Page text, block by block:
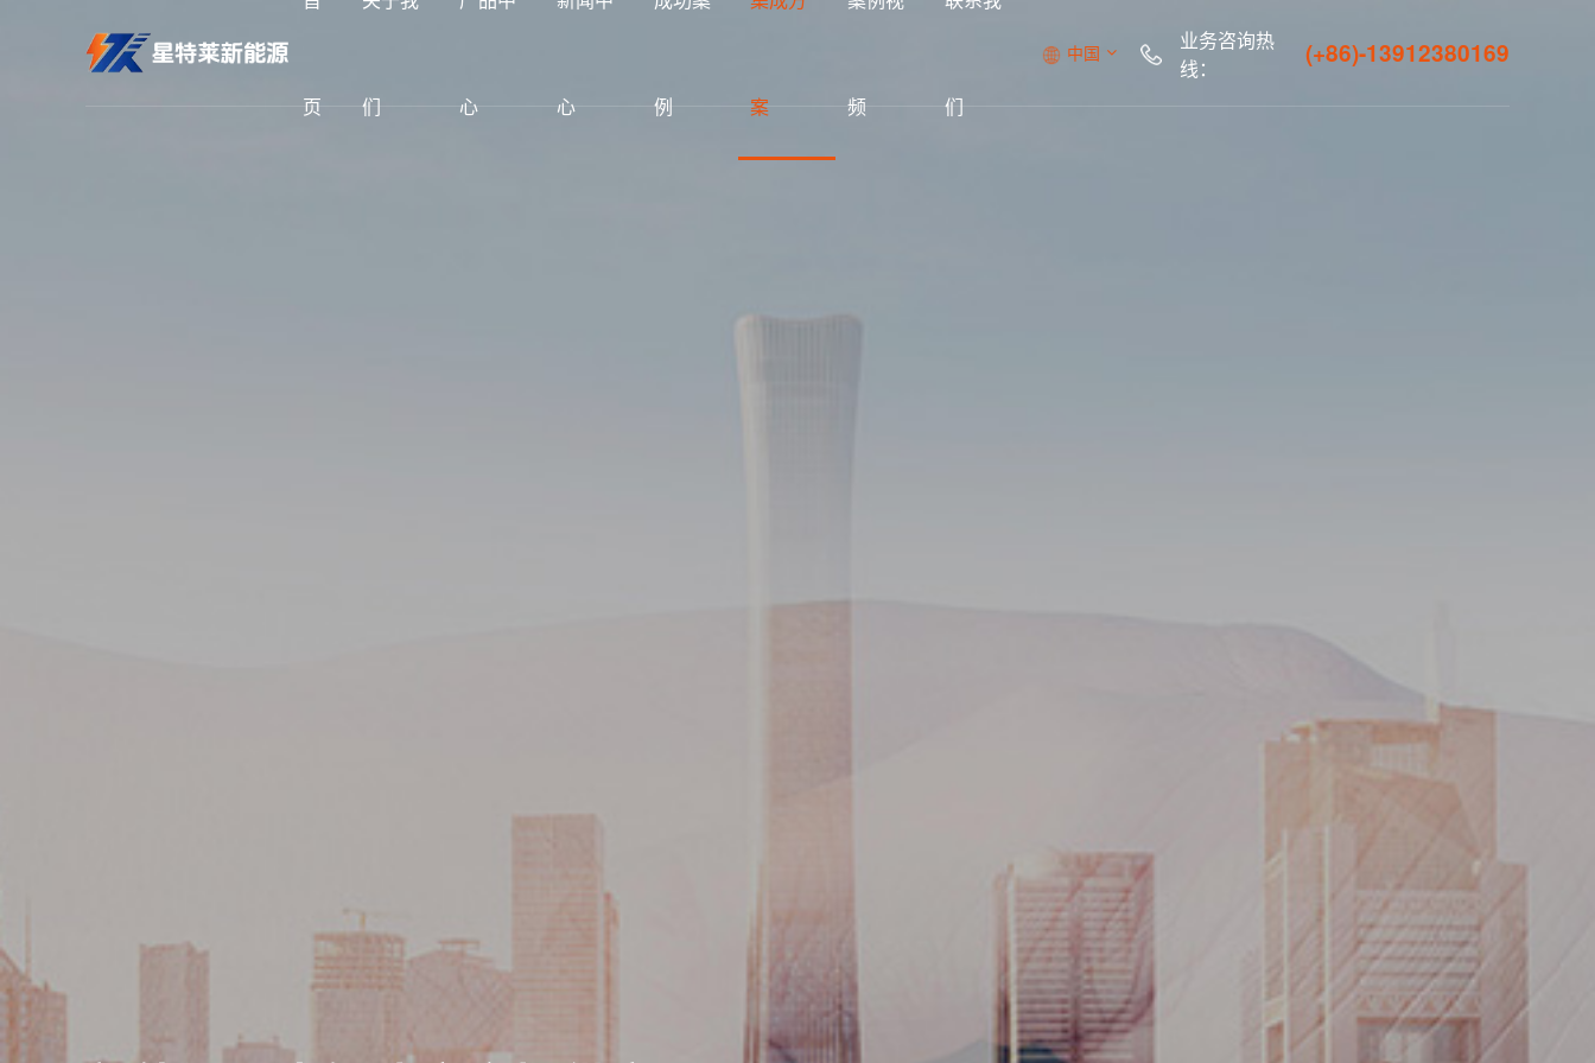
页 们 心 心 例 案 频 们
中国
业务咨询热
线：
(+86)-13912380169